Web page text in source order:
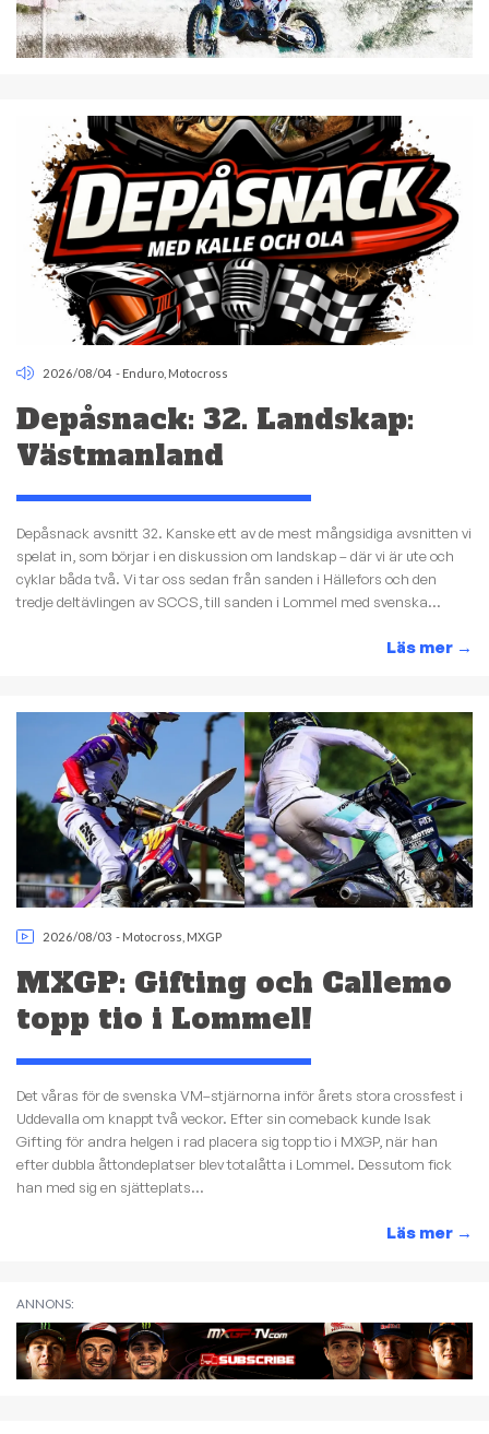
2026/08/04 - Enduro Motocross
Depåsnack: 32. Landskap:
Västmanland
Depåsnack avsnitt 32. Kanske ett av de mest mångsidiga avsnitten vi
spelat in, som börjar i en diskussion om landskap – där vi är ute och
cyklar båda två. Vi tar oss sedan från sanden i Hällefors och den
tredje deltävlingen av SCCS, till sanden i Lommel med svenska...
Läs mer →
2026/08/03 - Motocross MXGP
MXGP: Gifting och Callemo
topp tio i Lommel!
Det våras för de svenska VM–stjärnorna inför årets stora crossfest i
Uddevalla om knappt två veckor. Efter sin comeback kunde Isak
Gifting för andra helgen i rad placera sig topp tio i MXGP, när han
efter dubbla åttondeplatser blev totalåtta i Lommel. Dessutom fick
han med sig en sjätteplats...
Läs mer →
ANNONS: